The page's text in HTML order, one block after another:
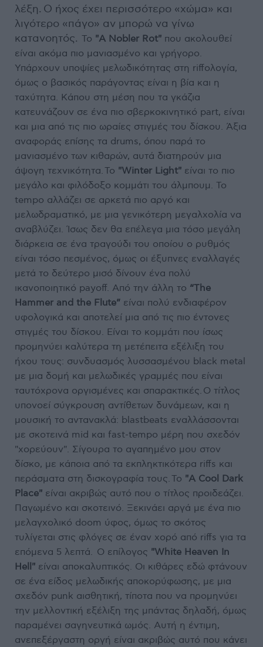
λέξη. Ο ήχος έχει περισσότερο «χώμα» και
λιγότερο «πάγο» αν μπορώ να γίνω
κατανοητός. Το "A Nobler Rot" που ακολουθεί
είναι ακόμα πιο μανιασμένο και γρήγορο.
Υπάρχουν υποψίες μελωδικότητας στη riffολογία,
όμως ο βασικός παράγοντας είναι η βία και η
ταχύτητα. Κάπου στη μέση που τα γκάζια
κατευνάζουν σε ένα πιο σβερκοκινητικό part, είναι
και μια από τις πιο ωραίες στιγμές του δίσκου. Άξια
αναφοράς επίσης τα drums, όπου παρά το
μανιασμένο των κιθαρών, αυτά διατηρούν μια
άψογη τεχνικότητα. To "Winter Light" είναι το πιο
μεγάλο και φιλόδοξο κομμάτι του άλμπουμ. To
tempo αλλάζει σε αρκετά πιο αργό και
μελωδραματικό, με μια γενικότερη μεγαλχολία να
αναβλύζει. Ίσως δεν θα επέλεγα μια τόσο μεγάλη
διάρκεια σε ένα τραγούδι του οποίου ο ρυθμός
είναι τόσο πεσμένος, όμως οι έξυπνες εναλλαγές
μετά το δεύτερο μισό δίνουν ένα πολύ
ικανοποιητικό payoff. Από την άλλη το “The
Hammer and the Flute” είναι πολύ ενδιαφέρον
υφολογικά και αποτελεί μια από τις πιο έντονες
στιγμές του δίσκου. Είναι το κομμάτι που ίσως
προμηνύει καλύτερα τη μετέπειτα εξέλιξη του
ήχου τους: συνδυασμός λυσσασμένου black metal
με μια δομή και μελωδικές γραμμές που είναι
ταυτόχρονα οργισμένες και σπαρακτικές. Ο τίτλος
υπονοεί σύγκρουση αντίθετων δυνάμεων, και η
μουσική το αντανακλά: blastbeats εναλλάσσονται
με σκοτεινά mid και fast-tempo μέρη που σχεδόν
"χορεύουν". Σίγουρα το αγαπημένο μου στον
δίσκο, με κάποια από τα εκπληκτικότερα riffs και
περάσματα στη δισκογραφία τους. Το "A Cool Dark
Place" είναι ακριβώς αυτό που ο τίτλος προιδεάζει.
Παγωμένο και σκοτεινό. Ξεκινάει αργά με ένα πιο
μελαγχολικό doom ύφος, όμως το σκότος
τυλίγεται στις φλόγες σε έναν χορό από riffs για τα
επόμενα 5 λεπτά. Ο επίλογος "White Heaven In
Hell" είναι αποκαλυπτικός. Οι κιθάρες εδώ φτάνουν
σε ένα είδος μελωδικής αποκορύφωσης, με μια
σχεδόν punk αισθητική, τίποτα που να προμηνύει
την μελλοντική εξέλιξη της μπάντας δηλαδή, όμως
παραμένει σαγηνευτικά ωμός. Aυτή η έντιμη,
ανεπεξέργαστη οργή είναι ακριβώς αυτό που κάνει